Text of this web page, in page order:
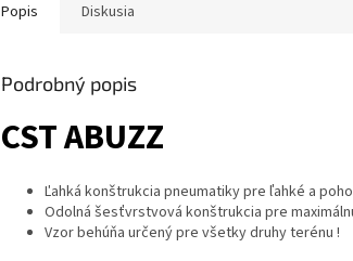
Popis Diskusia
Podrobný popis
CST ABUZZ
Ľahká konštrukcia pneumatiky pre ľahké a
Odolná šesťvrstvová konštrukcia pre
Vzor behúňa určený pre všetky druhy terénu !